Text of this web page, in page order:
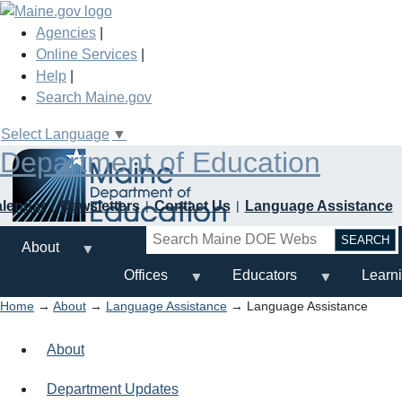
Skip
main
content
Agencies
Online Services
Help
Search Maine.gov
Select Language ▼
Department of Education
Newsletters Contact Us
Language Assistance
Search
About
Offices
Educators
Home → About → Language Assistance → Language Assistance
About
Department Updates